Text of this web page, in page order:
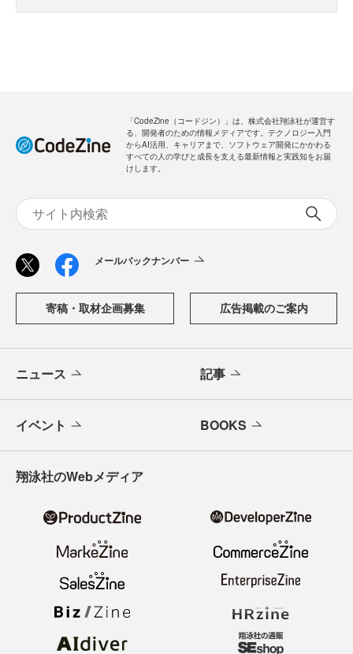
「CodeZine（コードジン）」は、株式会社翔泳社が運営す
る、開発者のための情報メディアです。テクノロジー入門
からAI活用、キャリアまで、ソフトウェア開発にかかわる
すべての人の学びと成長を支える最新情報と実践知をお届
けします。
メールバックナンバー
寄稿・取材企画募集 広告掲載のご案内
ニュース 記事
イベント BOOKS
翔泳社のWebメディア